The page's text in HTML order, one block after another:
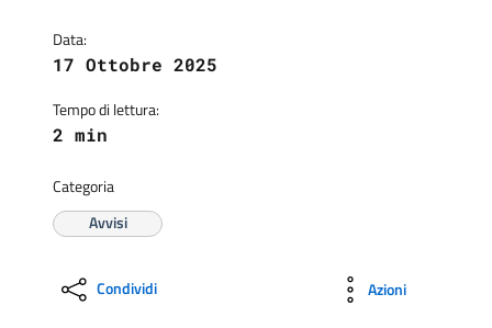
Data:
17 Ottobre 2025
Tempo di lettura:
2 min
Categoria
Avvisi
Condividi Azioni